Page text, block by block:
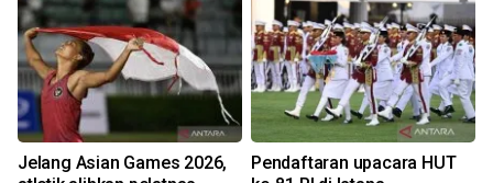
Jelang Asian Games 2026,
Pendaftaran upacara HUT